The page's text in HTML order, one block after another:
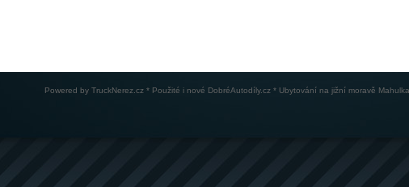
Powered by TruckNerez.cz* Použité i nové DobréAutodíly.cz* Ubytování na jižní moravě